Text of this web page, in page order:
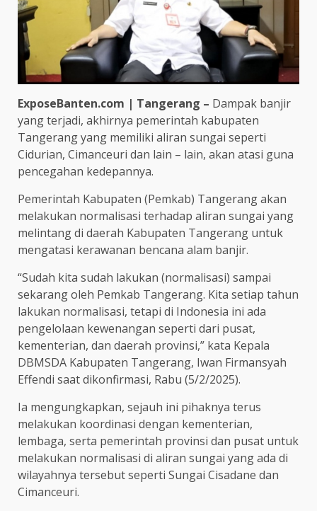
ExposeBanten.com | Tangerang – Dampak banjir
yang terjadi, akhirnya pemerintah kabupaten
Tangerang yang memiliki aliran sungai seperti
Cidurian, Cimanceuri dan lain – lain, akan atasi guna
pencegahan kedepannya.
Pemerintah Kabupaten (Pemkab) Tangerang akan
melakukan normalisasi terhadap aliran sungai yang
melintang di daerah Kabupaten Tangerang untuk
mengatasi kerawanan bencana alam banjir.
“Sudah kita sudah lakukan (normalisasi) sampai
sekarang oleh Pemkab Tangerang. Kita setiap tahun
lakukan normalisasi, tetapi di Indonesia ini ada
pengelolaan kewenangan seperti dari pusat,
kementerian, dan daerah provinsi,” kata Kepala
DBMSDA Kabupaten Tangerang, Iwan Firmansyah
Effendi saat dikonfirmasi, Rabu (5/2/2025).
Ia mengungkapkan, sejauh ini pihaknya terus
melakukan koordinasi dengan kementerian,
lembaga, serta pemerintah provinsi dan pusat untuk
melakukan normalisasi di aliran sungai yang ada di
wilayahnya tersebut seperti Sungai Cisadane dan
Cimanceuri.